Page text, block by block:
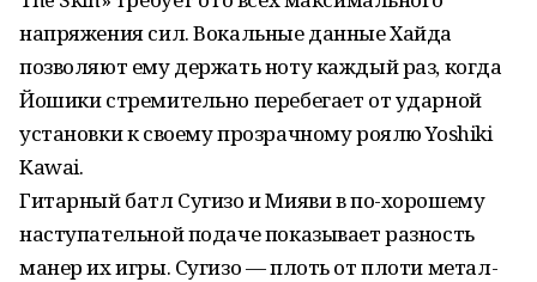
напряжения сил. Вокальные данные Хайда
позволяют ему держать ноту каждый раз, когда
Йошики стремительно перебегает от ударной
установки к своему прозрачному роялю Yoshiki
Kawai.
Гитарный батл Сугизо и Мияви в по-хорошему
наступательной подаче показывает разность
манер их игры. Сугизо — плоть от плоти метал-